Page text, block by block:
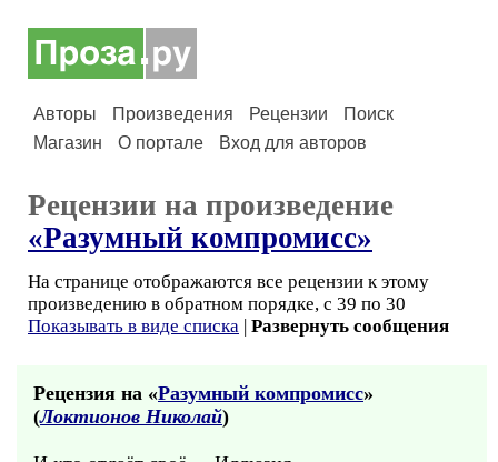
Авторы Произведения Рецензии
Поиск
Магазин
О портале Вход для авторов
Рецензии на произведение
«Разумный компромисс»
На странице отображаются все рецензии к этому
произведению в обратном порядке, с 39 по 30
Показывать в виде списка | Развернуть сообщения
Рецензия на «Разумный компромисс»
(Локтионов Николай)